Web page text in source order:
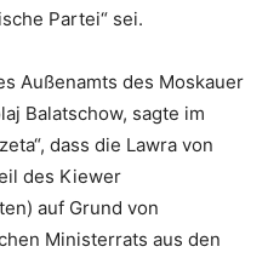
Partei“ sei.
Außenamts des Moskauer
Balatschow, sagte im
dass die Lawra von
des Kiewer
auf Grund von
Ministerrats aus den